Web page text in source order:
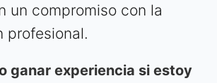
un compromiso con la
profesional.
ganar experiencia si estoy